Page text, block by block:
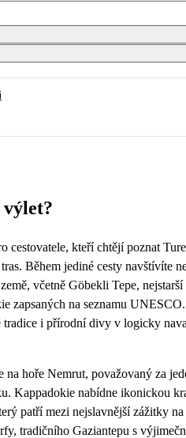
22 23 24 25 26 27
cestovatele, kteří chtějí poznat
Během jediné cesty navštívíte
včetně Göbekli Tepe, nejstarší
zapsaných na seznamu
tradice i přírodní divy v logicky
na hoře Nemrut, považovaný za
Kappadokie nabídne ikonickou
patří mezi nejslavnější zážitky
tradičního Gaziantepu s